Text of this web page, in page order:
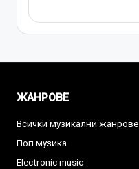
ЖАНРОВЕ
Всички музикални жанрове
Поп музика
Electronic music